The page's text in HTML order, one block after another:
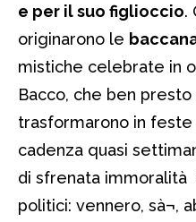
e per il suo figlioccio.
originarono le
mistiche celebrate in
Bacco, che ben presto
trasformarono in
cadenza quasi
di sfrenata
politici: vennero, sà¬,